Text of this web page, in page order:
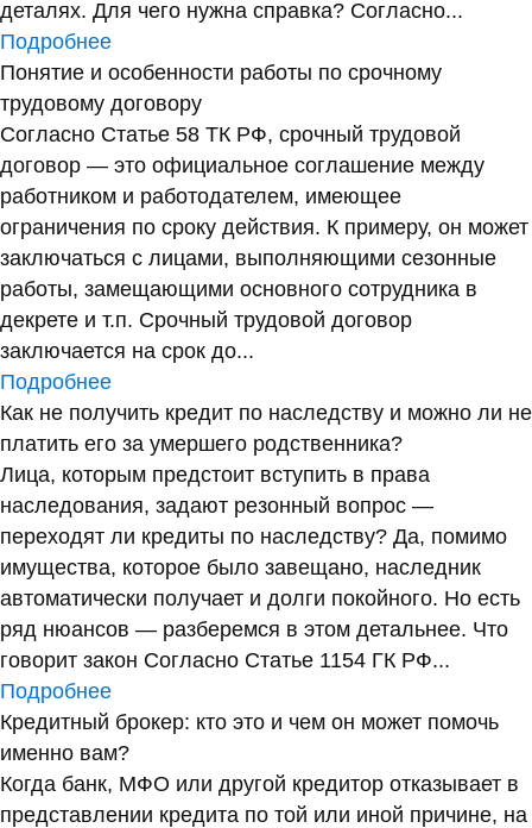
деталях. Для чего нужна справка? Согласно...
Подробнее
Понятие и особенности работы по срочному
трудовому договору
Согласно Статье 58 ТК РФ, срочный трудовой
договор — это официальное соглашение между
работником и работодателем, имеющее
ограничения по сроку действия. К примеру, он может
заключаться с лицами, выполняющими сезонные
работы, замещающими основного сотрудника в
декрете и т.п. Срочный трудовой договор
заключается на срок до...
Подробнее
Как не получить кредит по наследству и можно ли не
платить его за умершего родственника?
Лица, которым предстоит вступить в права
наследования, задают резонный вопрос —
переходят ли кредиты по наследству? Да, помимо
имущества, которое было завещано, наследник
автоматически получает и долги покойного. Но есть
ряд нюансов — разберемся в этом детальнее. Что
говорит закон Согласно Статье 1154 ГК РФ...
Подробнее
Кредитный брокер: кто это и чем он может помочь
именно вам?
Когда банк, МФО или другой кредитор отказывает в
представлении кредита по той или иной причине, на